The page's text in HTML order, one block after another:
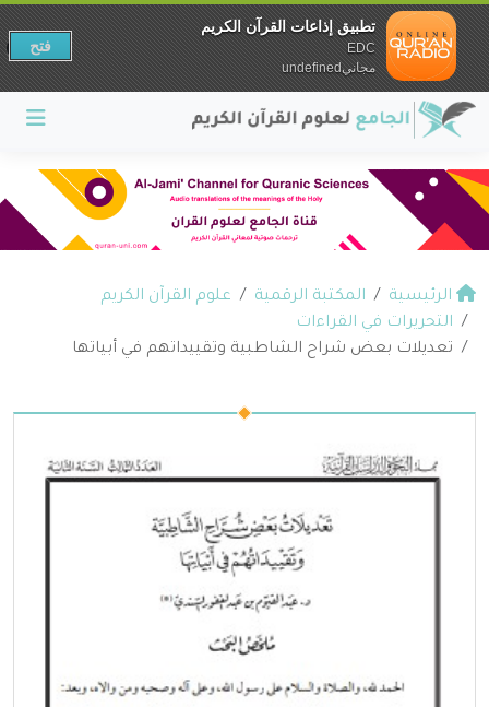
الرئيسية المكتبة الرقمية
علوم القرآن الكريم
التحريرات في القراءات
تعديلات بعض شراح الشاطبية وتقييداتهم في أبياتها
تطبيق إذاعات القرآن الكريم
EDC
مجانيundefined
فتح